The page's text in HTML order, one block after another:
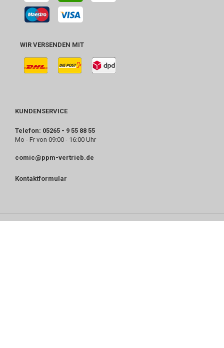
WIR VERSENDEN MIT
KUNDENSERVICE
Telefon: 05265 - 9 55 88 55
Mo - Fr von 09:00 - 16:00 Uhr
comic@ppm-vertrieb.de
Kontaktformular